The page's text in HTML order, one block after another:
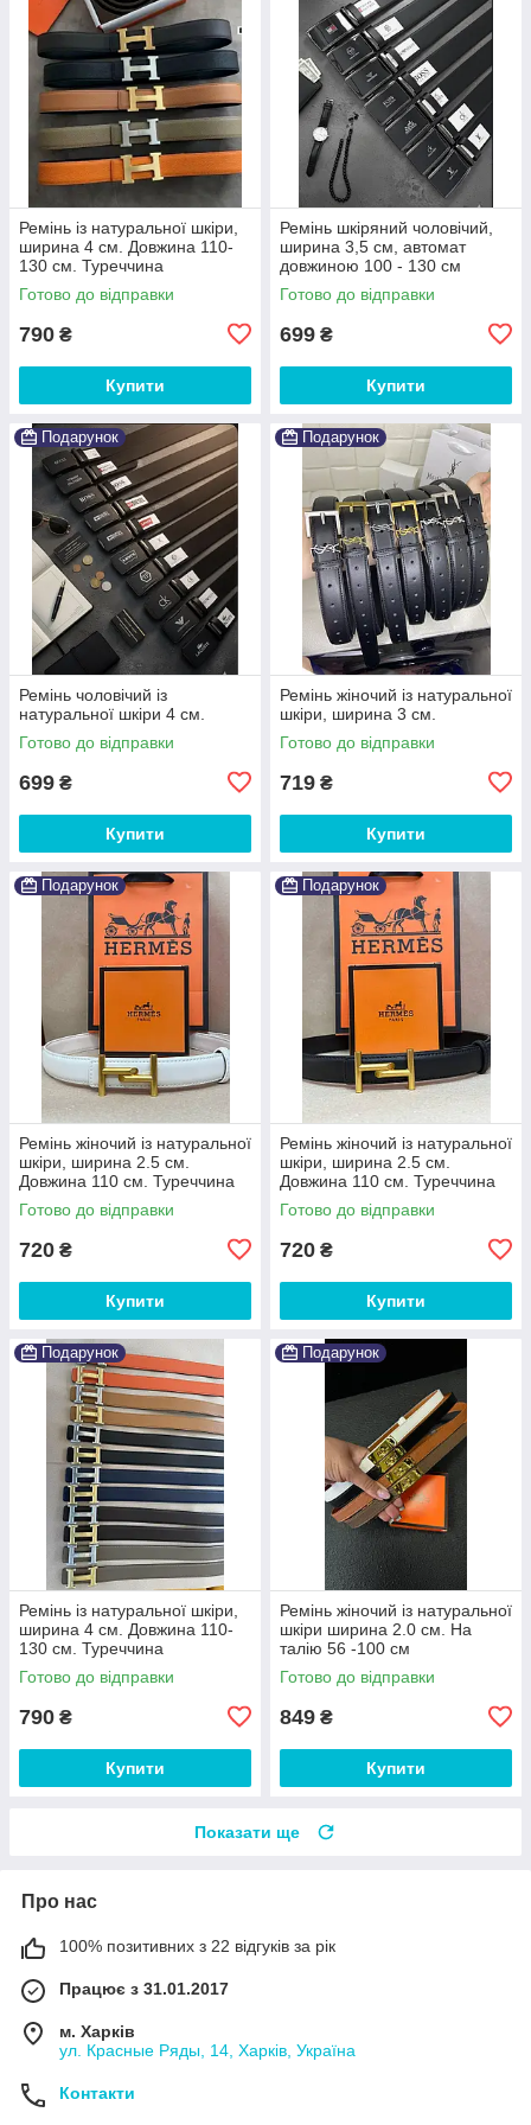
Ремінь із натуральної шкіри,
ширина 4 см. Довжина 110-
130 см. Туреччина
Готово до відправки
790 ₴
Купити
Ремінь шкіряний чоловічий,
ширина 3,5 см, автомат
довжиною 100 - 130 см
Готово до відправки
699 ₴
Купити
Подарунок
Ремінь чоловічий із
натуральної шкіри 4 см.
Готово до відправки
699 ₴
Купити
Подарунок
Ремінь жіночий із натуральної
шкіри, ширина 3 см.
Готово до відправки
719 ₴
Купити
Подарунок
Ремінь жіночий із натуральної
шкіри, ширина 2.5 см.
Довжина 110 см. Туреччина
Готово до відправки
720 ₴
Купити
Подарунок
Ремінь жіночий із натуральної
шкіри, ширина 2.5 см.
Довжина 110 см. Туреччина
Готово до відправки
720 ₴
Купити
Подарунок
Ремінь із натуральної шкіри,
ширина 4 см. Довжина 110-
130 см. Туреччина
Готово до відправки
790 ₴
Купити
Подарунок
Ремінь жіночий із натуральної
шкіри ширина 2.0 см. На
талію 56 -100 см
Готово до відправки
849 ₴
Купити
Показати ще
Про нас
100% позитивних з 22 відгуків за рік
Працює з 31.01.2017
м. Харків
ул. Красные Ряды, 14, Харків, Україна
Контакти